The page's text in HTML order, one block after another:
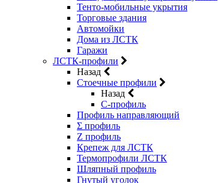
Тенто-мобильные укрытия
Торговые здания
Автомойки
Дома из ЛСТК
Гаражи
ЛСТК-профили
Назад
Стоечные профили
Назад
C-профиль
Профиль направляющий
Σ профиль
Z профиль
Крепеж для ЛСТК
Термопрофили ЛСТК
Шляпный профиль
Гнутый уголок